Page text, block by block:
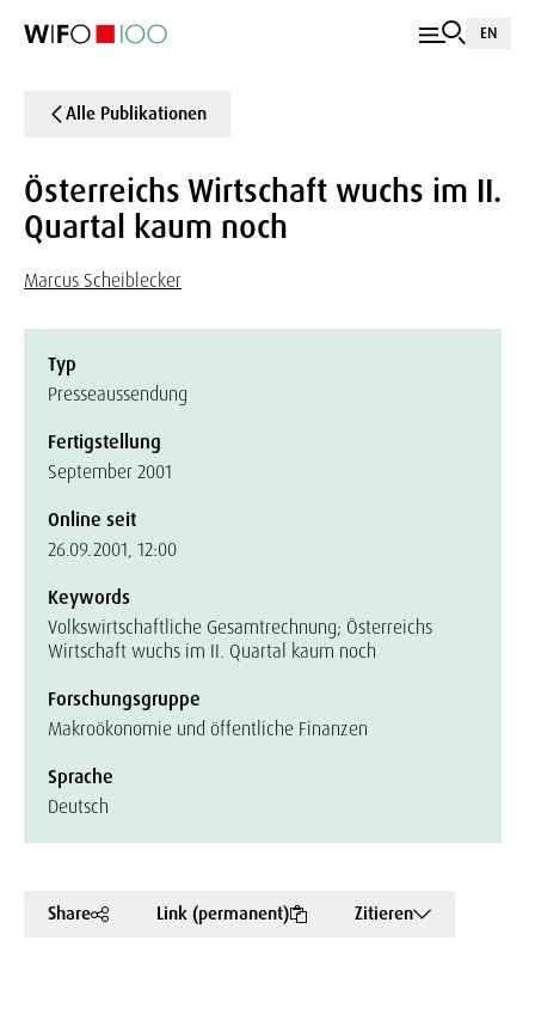
EN
Alle Publikationen
Österreichs Wirtschaft wuchs im II.
Quartal kaum noch
Marcus Scheiblecker
Typ
Presseaussendung
Fertigstellung
September 2001
Online seit
26.09.2001, 12:00
Keywords
Volkswirtschaftliche Gesamtrechnung; Österreichs
Wirtschaft wuchs im II. Quartal kaum noch
Forschungsgruppe
Makroökonomie und öffentliche Finanzen
Sprache
Deutsch
Share Link (permanent) Zitieren